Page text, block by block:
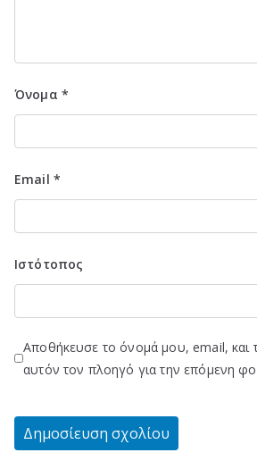
Όνομα *
Email *
Ιστότοπος
Αποθήκευσε το όνομά μου, email, και
αυτόν τον πλοηγό για την επόμενη